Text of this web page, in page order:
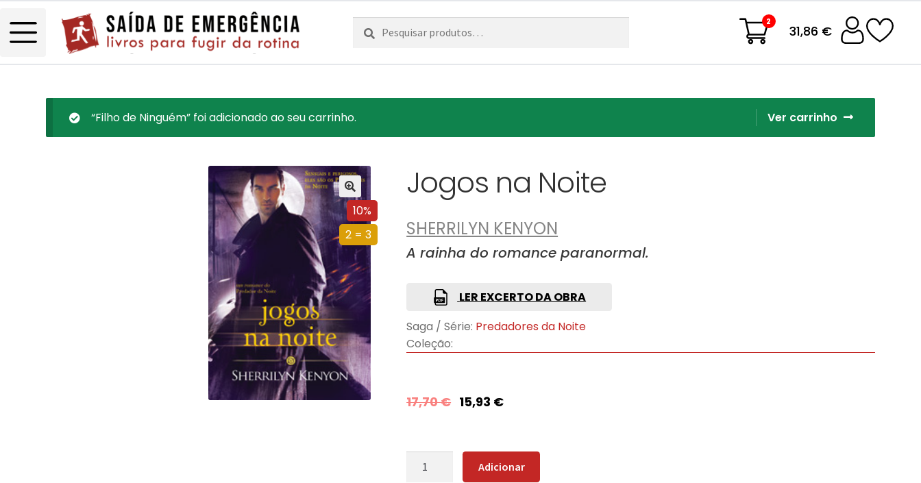
Pesquisar
por:
Pesquisa 2
31,86 €
Ver carrinho
“Filho de Ninguém” foi adicionado ao seu carrinho.
10%
2 = 3
Jogos na Noite
SHERRILYN KENYON
A rainha do romance paranormal.
LER EXCERTO DA OBRA
Saga / Série: Predadores da Noite
Coleção:
17,70€ 15,93 €
Quantidade
Adicionar